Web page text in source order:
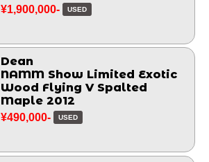
¥1,900,000- USED
Dean
NAMM Show Limited Exotic
Wood Flying V Spalted
Maple 2012
¥490,000- USED